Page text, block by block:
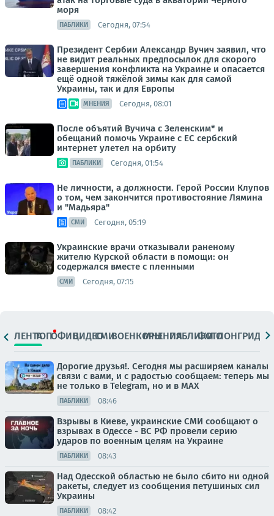
моря
ПАБЛИКИ Сегодня, 07:54
Президент Сербии Александр Вучич заявил, что
не видит реальных предпосылок для скорого
завершения конфликта на Украине и опасается
ещё одной тяжёлой зимы как для самой
Украины, так и для Европы
МНЕНИЯ Сегодня, 08:01
После объятий Вучича с Зеленским* и
обещаний помочь Украине с ЕС сербский
интернет улетел на орбиту
ПАБЛИКИ Сегодня, 01:54
Не личности, а должности. Герой России Клупов
о том, чем закончится противостояние Лямина
и "Мадьяра"
СМИ Сегодня, 05:19
Украинские врачи отказывали раненому
жителю Курской области в помощи: он
содержался вместе с пленными
СМИ Сегодня, 07:15
ЛЕНТАТОПОФИЦ.ВИДЕОСМИВОЕНКОРЫМНЕНИЯПАБЛИКИ
ФОТОЛОНГРИДЫ
Дорогие друзья!. Сегодня мы расширяем каналы
связи с вами, и с радостью сообщаем: теперь мы
не только в Telegram, но и в МАХ
ПАБЛИКИ 08:46
Взрывы в Киеве, украинские СМИ сообщают о
взрывах в Одессе - ВС РФ провели серию
ударов по военным целям на Украине
ПАБЛИКИ 08:43
Над Одесской областью не было сбито ни одной
ракеты, следует из сообщения петушиных сил
Украины
ПАБЛИКИ 08:42